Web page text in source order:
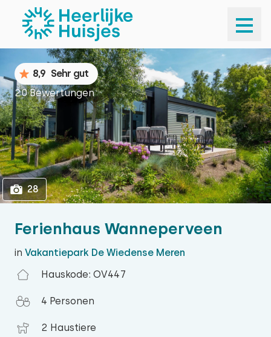
1
Ferienhaus Wanneperveen
in Vakantiepark De Wiedense Meren
Hauskode: OV447
4 Personen
2 Haustiere
8,9 Sehr gut
20 Bewertungen
28